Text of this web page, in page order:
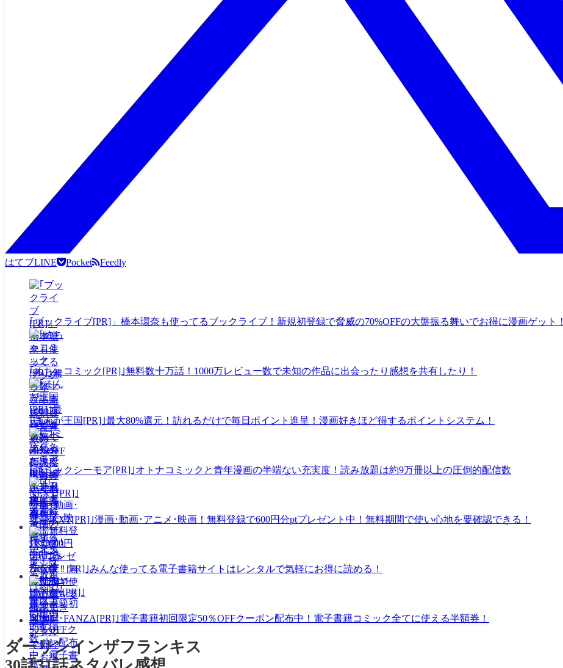
はてブLINE Pocket Feedly
｢ブックライブ[PR]」橋本環奈も使ってるブックライブ！新規初登録で脅威の70%OFFの大盤振る舞いでお得に漫画ゲット！
｢めちゃコミック[PR]｣無料数十万話！1000万レビュー数で未知の作品に出会ったり感想を共有したり！
｢まんが王国[PR]｣最大80%還元！訪れるだけで毎日ポイント進呈！漫画好きほど得するポイントシステム！
｢コミックシーモア[PR]｣オトナコミックと青年漫画の半端ない充実度！読み放題は約9万冊以上の圧倒的配信数
｢U-NEXT[PR]｣漫画･動画･アニメ･映画！無料登録で600円分ptプレゼント中！無料期間で使い心地を要確認できる！
｢Renta！[PR]｣みんな使ってる電子書籍サイトはレンタルで気軽にお得に読める！
｢DMM･FANZA[PR]｣電子書籍初回限定50％OFFクーポン配布中！電子書籍コミック全てに使える半額券！
ダーリンインザフランキス